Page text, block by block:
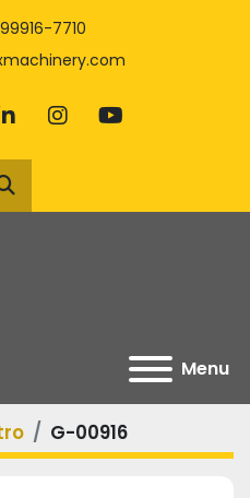
7710
linkedininstagram
youtube
Pesquisar
Menu
G-00916